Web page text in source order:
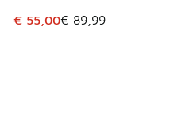
Dieser Artikel ist im Sale.
€ 55,00€ 89,99